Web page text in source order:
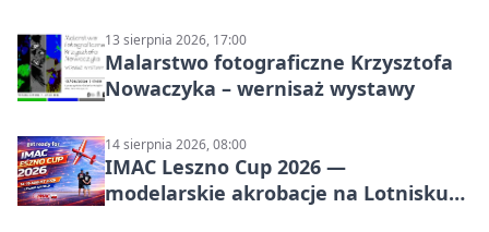
13 sierpnia 2026, 17:00
Malarstwo fotograficzne Krzysztofa
Nowaczyka – wernisaż wystawy
14 sierpnia 2026, 08:00
IMAC Leszno Cup 2026 —
modelarskie akrobacje na Lotnisku